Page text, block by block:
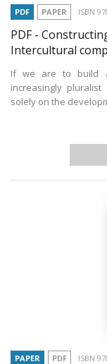
PDF PAPER ISBN
PDF -
Intercultural
If we are to build
increasingly
solely on the
PAPER PDF ISBN